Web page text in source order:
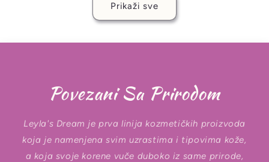
Prikaži sve
Povezani Sa Prirodom
Leyla's Dream je prva linija kozmetičkih proizvoda
koja je namenjena svim uzrastima i tipovima kože,
a koja svoje korene vuče duboko iz same prirode,